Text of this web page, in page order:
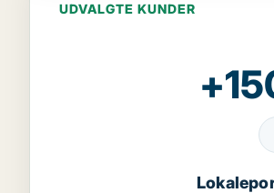
UDVALGTE KUNDER